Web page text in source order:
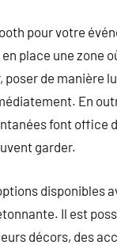
pour votre
place une zone
poser de manière
En
font office
garder.
disponibles
Il est
décors, des